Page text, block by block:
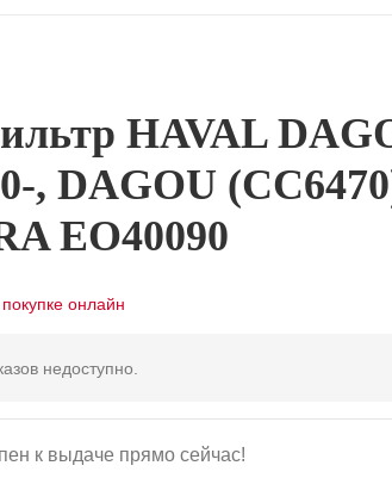
HAVAL
, DAGOU
EO40090
недоступно.
к выдаче прямо сейчас!